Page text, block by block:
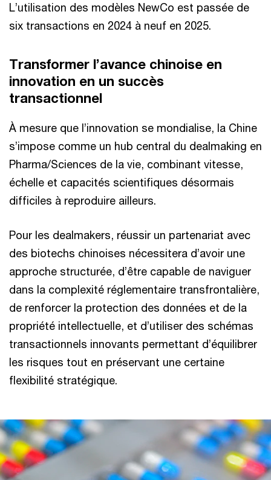
L’utilisation des modèles NewCo est passée de
six transactions en 2024 à neuf en 2025.
Transformer l’avance chinoise en
innovation en un succès
transactionnel
À mesure que l’innovation se mondialise, la Chine
s’impose comme un hub central du dealmaking en
Pharma/Sciences de la vie, combinant vitesse,
échelle et capacités scientifiques désormais
difficiles à reproduire ailleurs.
Pour les dealmakers, réussir un partenariat avec
des biotechs chinoises nécessitera d’avoir une
approche structurée, d’être capable de naviguer
dans la complexité réglementaire transfrontalière,
de renforcer la protection des données et de la
propriété intellectuelle, et d’utiliser des schémas
transactionnels innovants permettant d’équilibrer
les risques tout en préservant une certaine
flexibilité stratégique.